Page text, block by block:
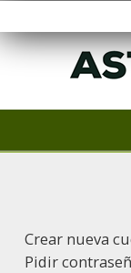
Crear nueva
Pidir